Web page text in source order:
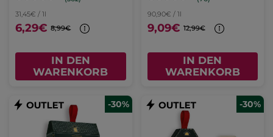
31,45€ / 1l
6,29€ 8,99€
IN DEN
WARENKORB
90,90€ / 1l
9,09€ 12,99€
IN DEN
WARENKORB
-30% -30%